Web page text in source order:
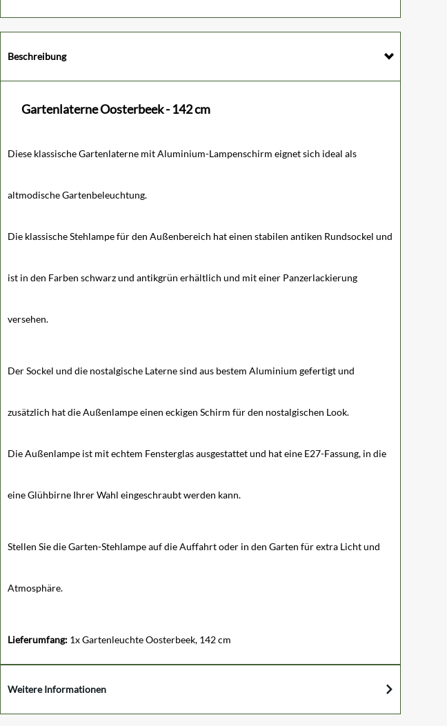
Beschreibung
Gartenlaterne Oosterbeek - 142 cm
Diese klassische Gartenlaterne mit Aluminium-Lampenschirm eignet sich ideal als
altmodische Gartenbeleuchtung.
Die klassische Stehlampe für den Außenbereich hat einen stabilen antiken Rundsockel und
ist in den Farben schwarz und antikgrün erhältlich und mit einer Panzerlackierung
versehen.
Der Sockel und die nostalgische Laterne sind aus bestem Aluminium gefertigt und
zusätzlich hat die Außenlampe einen eckigen Schirm für den nostalgischen Look.
Die Außenlampe ist mit echtem Fensterglas ausgestattet und hat eine E27-Fassung, in die
eine Glühbirne Ihrer Wahl eingeschraubt werden kann.
Stellen Sie die Garten-Stehlampe auf die Auffahrt oder in den Garten für extra Licht und
Atmosphäre.
Lieferumfang: 1x Gartenleuchte Oosterbeek, 142 cm
Weitere Informationen